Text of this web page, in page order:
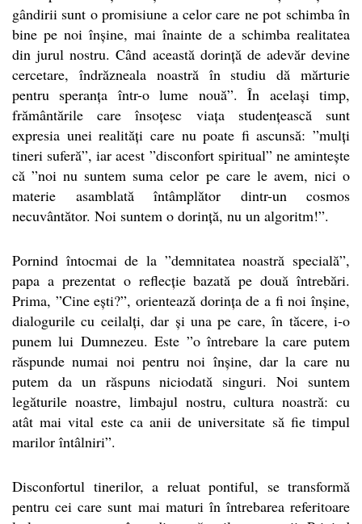
gândirii sunt o promisiune a celor care ne pot schimba în
bine pe noi înșine, mai înainte de a schimba realitatea
din jurul nostru. Când această dorință de adevăr devine
cercetare, îndrăzneala noastră în studiu dă mărturie
pentru speranța într-o lume nouă”. În același timp,
frământările care însoțesc viața studențească sunt
expresia unei realități care nu poate fi ascunsă: ”mulți
tineri suferă”, iar acest ”disconfort spiritual” ne amintește
că ”noi nu suntem suma celor pe care le avem, nici o
materie asamblată întâmplător dintr-un cosmos
necuvântător. Noi suntem o dorință, nu un algoritm!”.
Pornind întocmai de la ”demnitatea noastră specială”,
papa a prezentat o reflecție bazată pe două întrebări.
Prima, ”Cine ești?”, orientează dorința de a fi noi înșine,
dialogurile cu ceilalți, dar și una pe care, în tăcere, i-o
punem lui Dumnezeu. Este ”o întrebare la care putem
răspunde numai noi pentru noi înșine, dar la care nu
putem da un răspuns niciodată singuri. Noi suntem
legăturile noastre, limbajul nostru, cultura noastră: cu
atât mai vital este ca anii de universitate să fie timpul
marilor întâlniri”.
Disconfortul tinerilor, a reluat pontiful, se transformă
pentru cei care sunt mai maturi în întrebarea referitoare